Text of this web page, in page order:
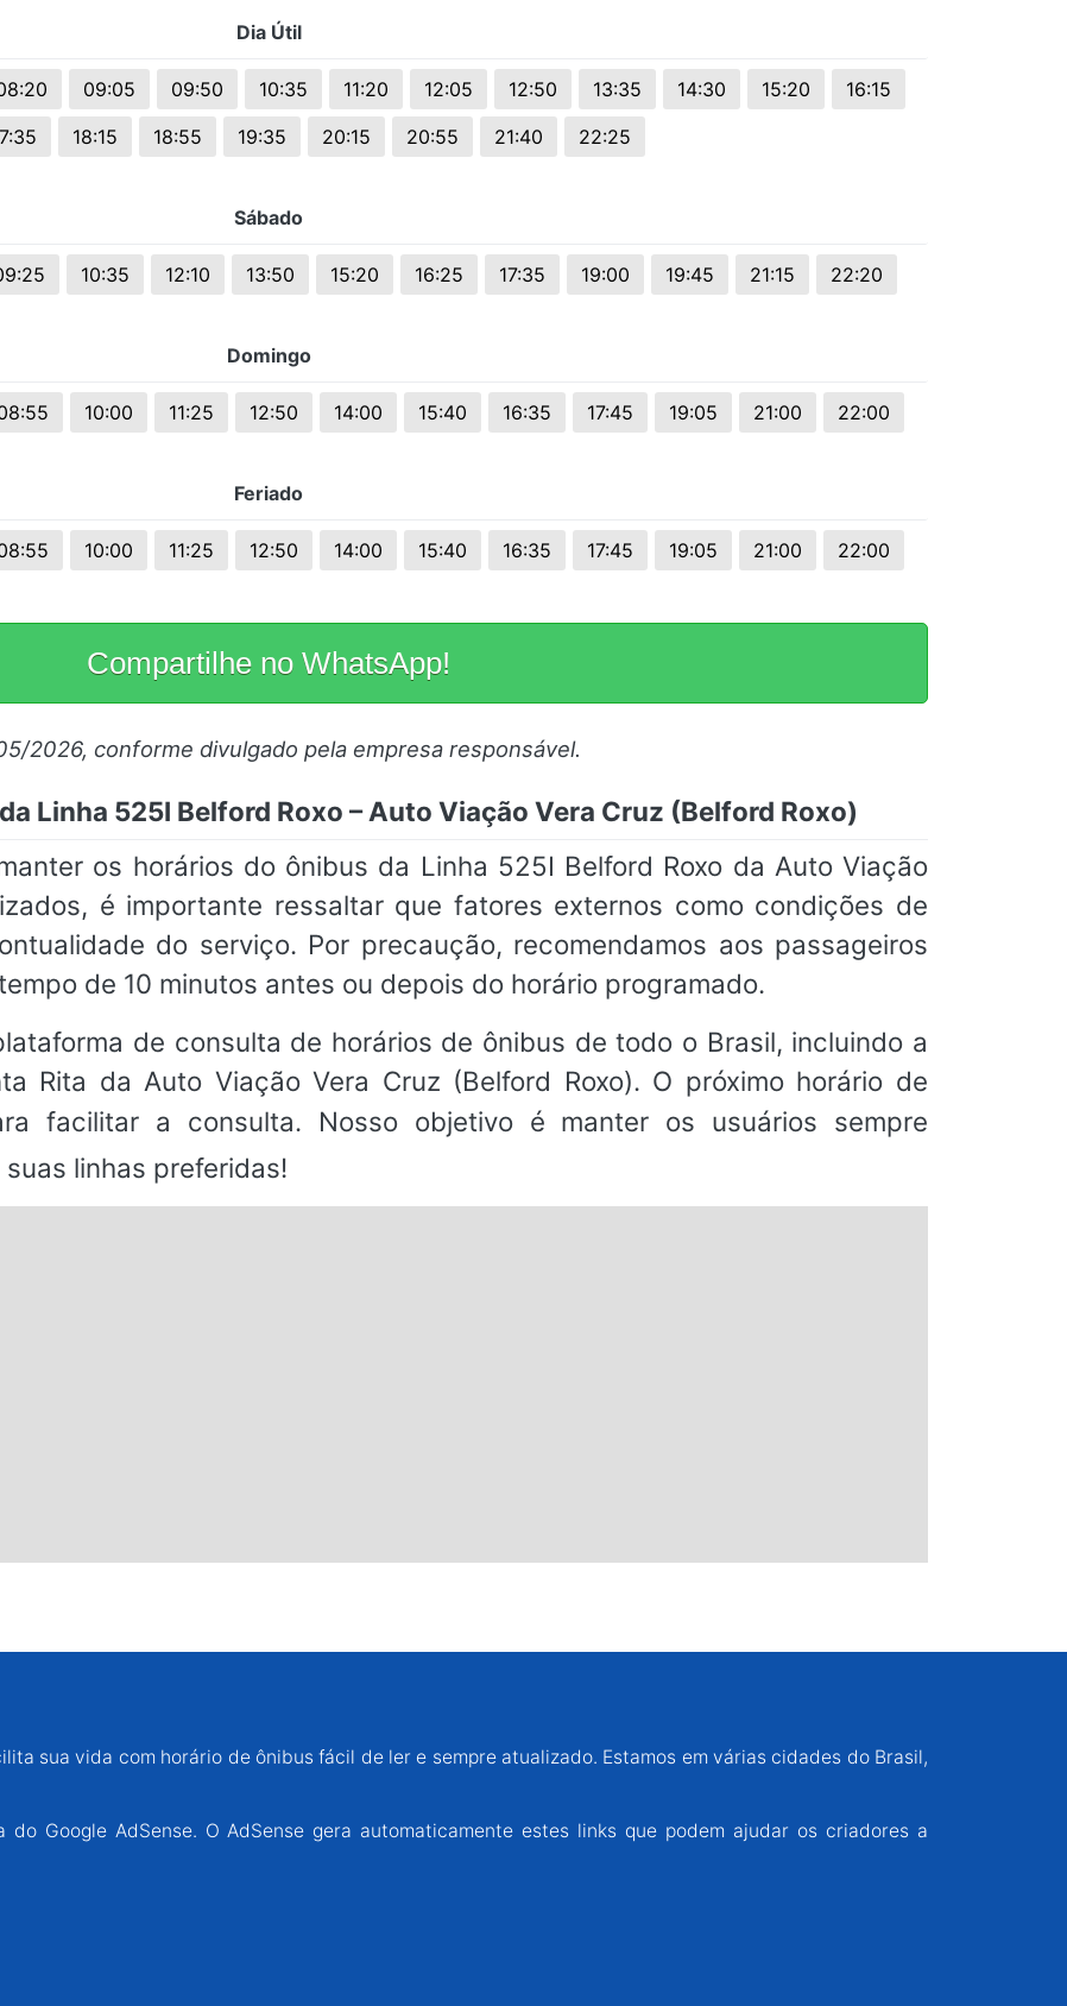
Dia Útil
09:05 09:50 10:35 11:20 12:05 12:50 13:35 14:30 15:20
16:15
18:15 18:55 19:35 20:15 20:55 21:40 22:25
Sábado
10:35 12:10 13:50 15:20 16:25 17:35 19:00 19:45 21:15 22:20
Domingo
10:00 11:25 12:50 14:00 15:40 16:35 17:45 19:05 21:00 22:00
Feriado
10:00 11:25 12:50 14:00 15:40 16:35 17:45 19:05 21:00 22:00
Compartilhe no WhatsApp!
2026, conforme divulgado pela empresa responsável.
Linha 525I Belford Roxo – Auto Viação Vera Cruz (Belford Roxo)
os horários do ônibus da Linha 525I Belford Roxo da Auto Viação
é importante ressaltar que fatores externos como condições de
do serviço. Por precaução, recomendamos aos passageiros
de 10 minutos antes ou depois do horário programado.
de consulta de horários de ônibus de todo o Brasil, incluindo a
Rita da Auto Viação Vera Cruz (Belford Roxo). O próximo horário de
facilitar a consulta. Nosso objetivo é manter os usuários sempre
linhas preferidas!
sua vida com horário de ônibus fácil de ler e sempre atualizado. Estamos em várias cidades do Brasil,
Google AdSense. O AdSense gera automaticamente estes links que podem ajudar os criadores a